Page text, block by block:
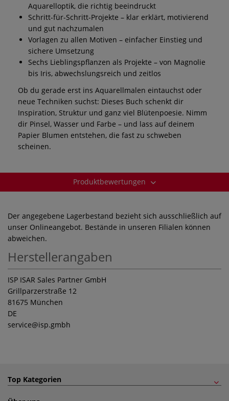
Aquarelloptik, die richtig beeindruckt
Schritt-für-Schritt-Projekte – klar erklärt, motivierend
und gut nachzumalen
Vorlagen zu allen Motiven – einfacher Einstieg und
sichere Umsetzung
Sechs Lieblingspflanzen als Projekte – von Magnolie
bis Iris, abwechslungsreich und zeitlos
Ob du gerade erst ins Aquarellmalen eintauchst oder
neue Techniken suchst: Dieses Buch schenkt dir
Inspiration, Struktur und ganz viel Blütenpoesie. Nimm
dir Pinsel, Wasser und Farbe – und lass auf deinem
Papier Blumen entstehen, die fast zu schweben
scheinen.
Produktbewertungen
Der angegebene Lagerbestand bezieht sich ausschließlich auf
unser Onlineangebot. Bestände in unseren Filialen können
abweichen.
Herstellerangaben
ISP ISAR Sales Partner GmbH
Grillparzerstraße 12
81675 München
DE
service@isp.gmbh
Top Kategorien